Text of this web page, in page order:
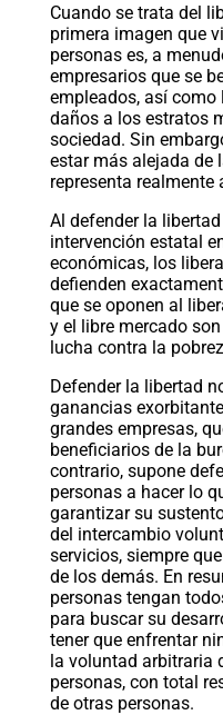
Cuando se trata del
primera imagen que
personas es, a
empresarios que se
empleados, así como
daños a los estratos
sociedad. Sin
estar más alejada de
representa realmente
Al defender la
intervención estatal
económicas, los
defienden
que se oponen al
y el libre mercado
lucha contra la
Defender la libertad
ganancias
grandes empresas,
beneficiarios de la
contrario, supone
personas a hacer lo
garantizar su
del intercambio
servicios, siempre
de los demás. En
personas tengan
para buscar su
tener que enfrentar
la voluntad arbitraria
personas, con total
de otras personas.